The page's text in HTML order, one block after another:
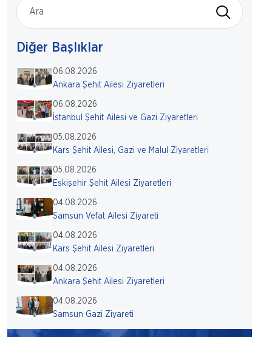
Diğer Başlıklar
06.08.2026
Ankara Şehit Ailesi Ziyaretleri
06.08.2026
İstanbul Şehit Ailesi ve Gazi Ziyaretleri
05.08.2026
Kars Şehit Ailesi, Gazi ve Malul Ziyaretleri
05.08.2026
Eskişehir Şehit Ailesi Ziyaretleri
04.08.2026
Samsun Vefat Ailesi Ziyareti
04.08.2026
Kars Şehit Ailesi Ziyaretleri
04.08.2026
Ankara Şehit Ailesi Ziyaretleri
04.08.2026
Samsun Gazi Ziyareti